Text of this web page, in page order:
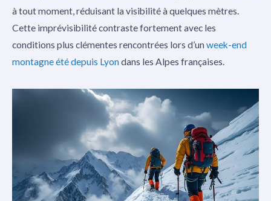
à tout moment, réduisant la visibilité à quelques mètres.
Cette imprévisibilité contraste fortement avec les
conditions plus clémentes rencontrées lors d’un week-end
montagne été depuis Lyondans les Alpes françaises.